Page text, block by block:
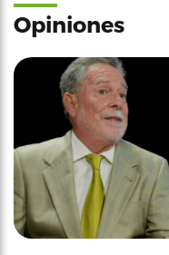
Opiniones